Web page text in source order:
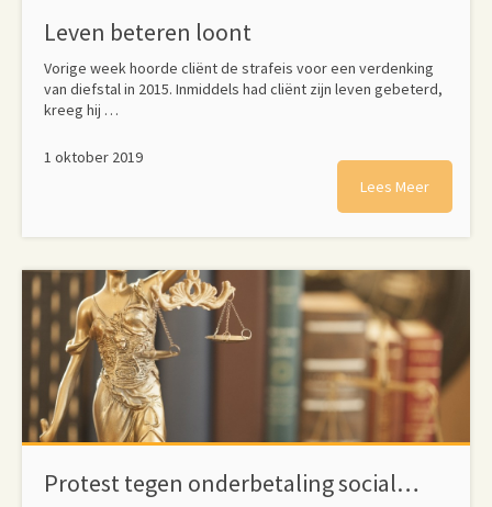
Leven beteren loont
Vorige week hoorde cliënt de strafeis voor een verdenking
van diefstal in 2015. Inmiddels had cliënt zijn leven gebeterd,
kreeg hij …
1 oktober 2019
Lees Meer
Protest tegen onderbetaling sociale advocatuur